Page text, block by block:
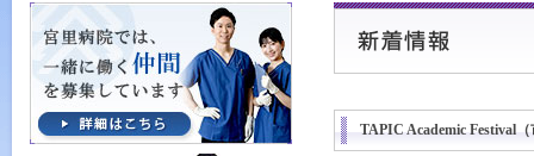
TAPIC Academic Festival